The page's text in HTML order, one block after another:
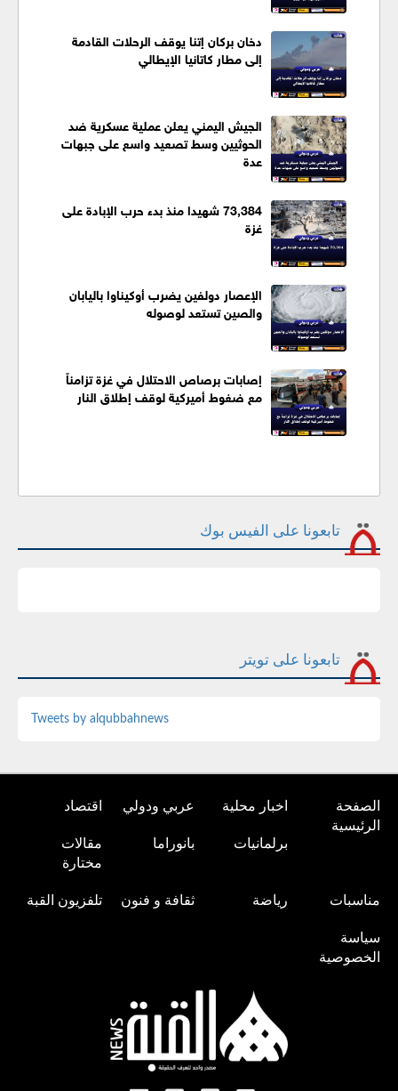
دخان بركان إتنا يوقف الرحلات القادمة
إلى مطار كاتانيا الإيطالي
الجيش اليمني يعلن عملية عسكرية ضد
الحوثيين وسط تصعيد واسع على جبهات
عدة
73,384 شهيدا منذ بدء حرب الإبادة على
غزة
الإعصار دولفين يضرب أوكيناوا باليابان
والصين تستعد لوصوله
إصابات برصاص الاحتلال في غزة تزامناً
مع ضغوط أميركية لوقف إطلاق النار
تابعونا على الفيس بوك
تابعونا على تويتر
Tweets by alqubbahnews
الصفحة
الرئيسية
اخبار محلية عربي ودولي اقتصاد
برلمانيات بانوراما
مقالات
مختارة
مناسبات رياضة ثقافة و فنون تلفزيون القبة
سياسة
الخصوصية